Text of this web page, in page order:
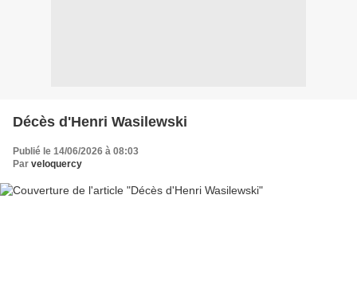
Décès d'Henri Wasilewski
Publié le 14/06/2026 à 08:03
Par veloquercy